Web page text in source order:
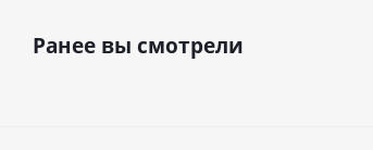
Ранее вы смотрели